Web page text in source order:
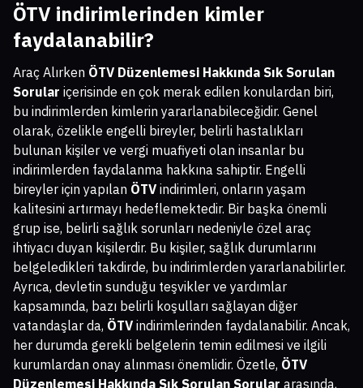
ÖTV indirimlerinden kimler
faydalanabilir?
Araç Alırken ÖTV Düzenlemesi Hakkında Sık Sorulan
Sorular içerisinde en çok merak edilen konulardan biri,
bu indirimlerden kimlerin yararlanabileceğidir. Genel
olarak, özelikle engelli bireyler, belirli hastalıkları
bulunan kişiler ve vergi muafiyeti olan insanlar bu
indirimlerden faydalanma hakkına sahiptir. Engelli
bireyler için yapılan ÖTV indirimleri, onların yaşam
kalitesini artırmayı hedeflemektedir. Bir başka önemli
grup ise, belirli sağlık sorunları nedeniyle özel araç
ihtiyacı duyan kişilerdir. Bu kişiler, sağlık durumlarını
belgeledikleri takdirde, bu indirimlerden yararlanabilirler.
Ayrıca, devletin sunduğu teşvikler ve yardımlar
kapsamında, bazı belirli koşulları sağlayan diğer
vatandaşlar da, ÖTV indirimlerinden faydalanabilir. Ancak,
her durumda gerekli belgelerin temin edilmesi ve ilgili
kurumlardan onay alınması önemlidir. Özetle, ÖTV
Düzenlemesi Hakkında Sık Sorulan Sorular arasında,